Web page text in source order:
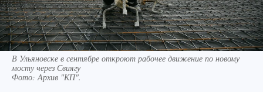
В Ульяновске в сентябре откроют рабочее движение по новому
мосту через Свиягу
Фото:Архив "КП".